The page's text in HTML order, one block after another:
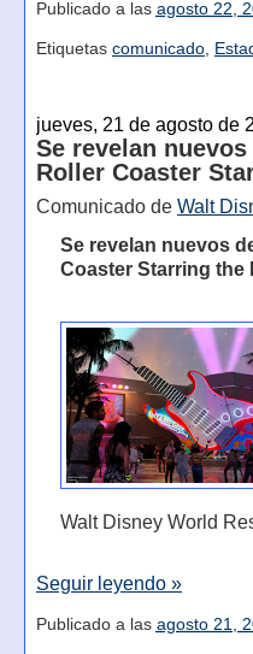
Publicado a las agosto 22,
Etiquetas comunicado,
jueves, 21 de agosto de
Se revelan nuevos
Roller Coaster
Comunicado de Walt
Se revelan nuevos
Coaster Starring the
Walt Disney World
Seguir leyendo »
Publicado a las agosto 21,